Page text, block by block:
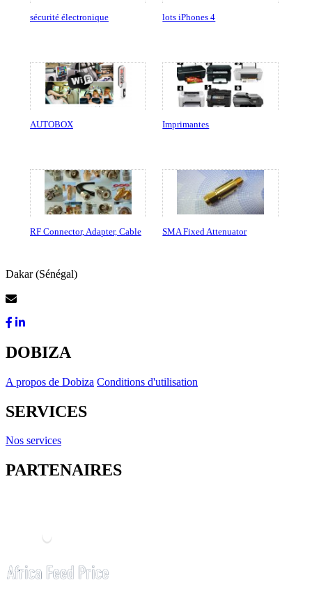
sécurité électronique lots iPhones 4
AUTOBOX Imprimantes
RF Connector, Adapter, Cable SMA Fixed Attenuator
Dakar (Sénégal)
DOBIZA
A propos de Dobiza Conditions d'utilisation
SERVICES
Nos services
PARTENAIRES